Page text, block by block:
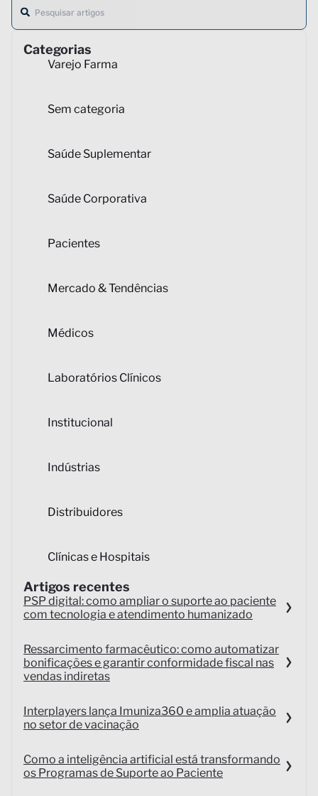
Categorias
Varejo Farma
Sem categoria
Saúde Suplementar
Saúde Corporativa
Pacientes
Mercado & Tendências
Médicos
Laboratórios Clínicos
Institucional
Indústrias
Distribuidores
Clínicas e Hospitais
Artigos recentes
PSP digital: como ampliar o suporte ao paciente
com tecnologia e atendimento humanizado
Ressarcimento farmacêutico: como automatizar
bonificações e garantir conformidade fiscal nas
vendas indiretas
Interplayers lança Imuniza360 e amplia atuação
no setor de vacinação
Como a inteligência artificial está transformando
os Programas de Suporte ao Paciente